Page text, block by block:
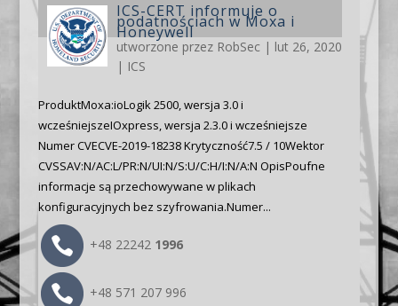
ICS-CERT informuje o
podatnościach w Moxa i
Honeywell
utworzone przez RobSec | lut 26, 2020
| ICS
ProduktMoxa:ioLogik 2500, wersja 3.0 i
wcześniejszeIOxpress, wersja 2.3.0 i wcześniejsze
Numer CVECVE-2019-18238 Krytyczność7.5 / 10Wektor
CVSSAV:N/AC:L/PR:N/UI:N/S:U/C:H/I:N/A:N OpisPoufne
informacje są przechowywane w plikach
konfiguracyjnych bez szyfrowania.Numer...
+48 22242 1996
+48 571 207 996